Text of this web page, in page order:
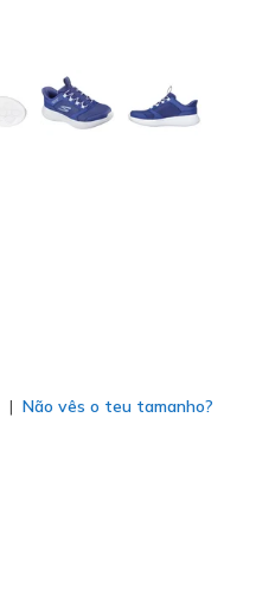
Não vês o teu tamanho?